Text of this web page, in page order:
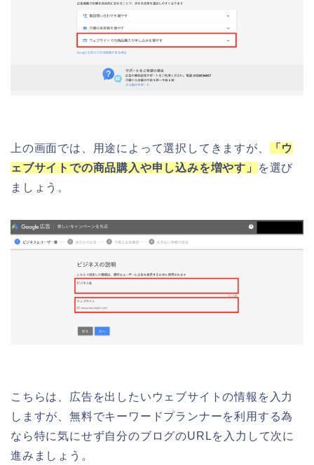
上の画面では、用途によって選択してきますが、
「ウ
ェブサイトでの商品購入や申し込みを増やす」
を選び
ましょう。
こちらは、広告を出したいウェブサイトの情報を入力
しますが、無料でキーワードプランナーを利用する為
なら特に気にせず自分のブログのURLを入力して次に
進みましょう。